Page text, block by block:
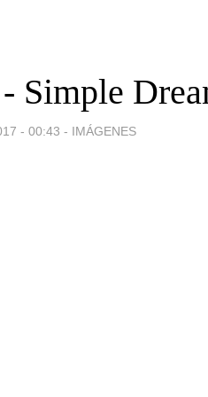
Simple
- 00:43 - IMÁGENES